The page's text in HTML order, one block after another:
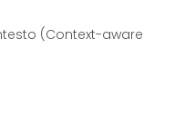
(Context-aware